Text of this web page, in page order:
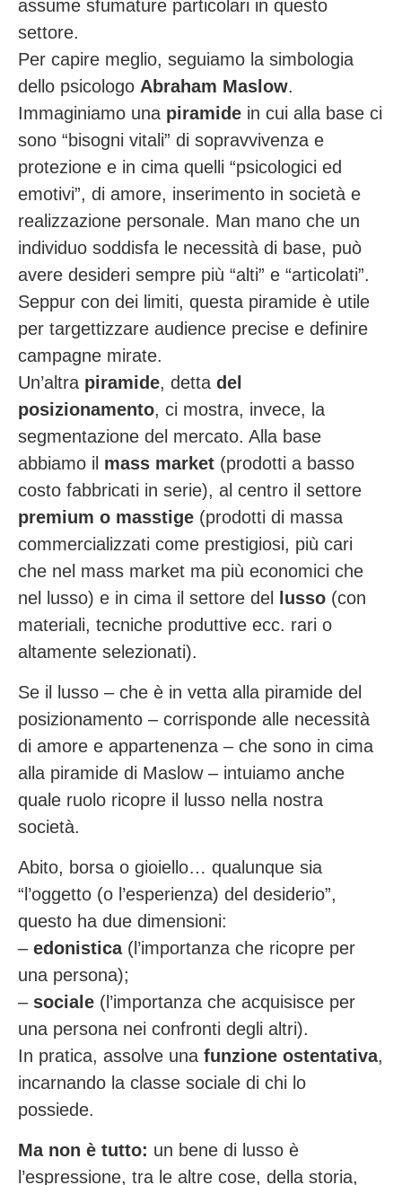
assume sfumature particolari in questo
settore.
Per capire meglio, seguiamo la simbologia
dello psicologo Abraham Maslow.
Immaginiamo una piramide in cui alla base ci
sono “bisogni vitali” di sopravvivenza e
protezione e in cima quelli “psicologici ed
emotivi”, di amore, inserimento in società e
realizzazione personale. Man mano che un
individuo soddisfa le necessità di base, può
avere desideri sempre più “alti” e “articolati”.
Seppur con dei limiti, questa piramide è utile
per targettizzare audience precise e definire
campagne mirate.
Un’altra piramide, detta del
posizionamento, ci mostra, invece, la
segmentazione del mercato. Alla base
abbiamo il mass market (prodotti a basso
costo fabbricati in serie), al centro il settore
premium o masstige (prodotti di massa
commercializzati come prestigiosi, più cari
che nel mass market ma più economici che
nel lusso) e in cima il settore del
lusso (con
materiali, tecniche produttive ecc. rari o
altamente selezionati).
Se il lusso – che è in vetta alla piramide del
posizionamento – corrisponde alle necessità
di amore e appartenenza – che sono in cima
alla piramide di Maslow – intuiamo anche
quale ruolo ricopre il lusso nella nostra
società.
Abito, borsa o gioiello… qualunque sia
“l’oggetto (o l’esperienza) del desiderio”,
questo ha due dimensioni:
– edonistica (l’importanza che ricopre per
una persona);
– sociale (l’importanza che acquisisce per
una persona nei confronti degli altri).
In pratica, assolve una funzione ostentativa,
incarnando la classe sociale di chi lo
possiede.
Ma non è tutto: un bene di lusso è
l’espressione, tra le altre cose, della storia,